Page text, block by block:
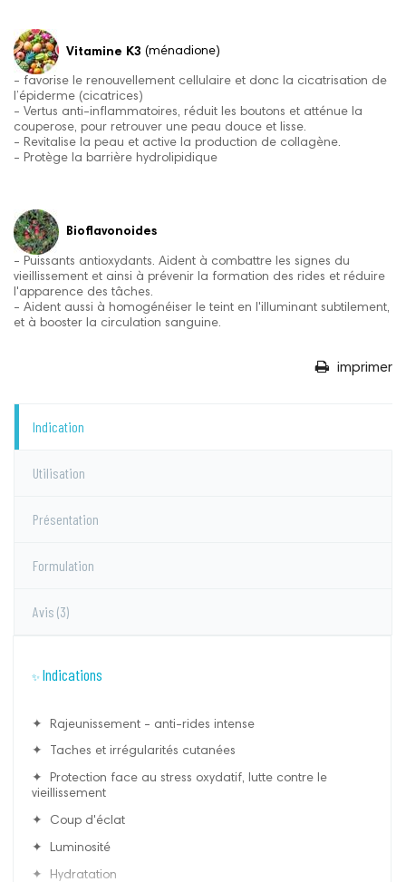
Vitamine K3 (ménadione)
- favorise le renouvellement cellulaire et donc la cicatrisation de
l’épiderme (cicatrices)
- Vertus anti-inflammatoires, réduit les boutons et atténue la
couperose, pour retrouver une peau douce et lisse.
- Revitalise la peau et active la production de collagène.
- Protège la barrière hydrolipidique
Bioflavonoides
- Puissants antioxydants. Aident à combattre les signes du
vieillissement et ainsi à prévenir la formation des rides et réduire
l'apparence des tâches.
- Aident aussi à homogénéiser le teint en l'illuminant subtilement,
et à booster la circulation sanguine.
imprimer
Indication
Utilisation
Présentation
Formulation
Avis (3)
✨ Indications
✦ Rajeunissement - anti-rides intense
✦ Taches et irrégularités cutanées
✦ Protection face au stress oxydatif, lutte contre le
vieillissement
✦ Coup d'éclat
✦ Luminosité
✦ Hydratation